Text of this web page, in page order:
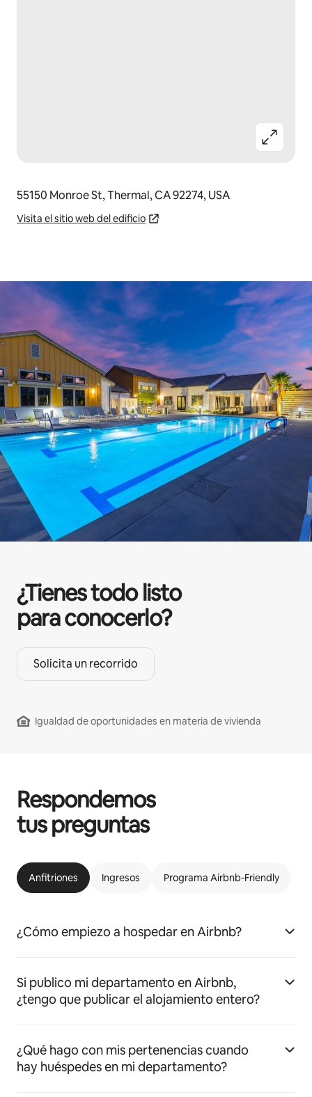
55150 Monroe St, Thermal, CA 92274, USA
Visita el sitio web del edificio
¿Tienes todo listo
para conocerlo?
Solicita un recorrido
Igualdad de oportunidades en materia de vivienda
Respondemos
tus preguntas
Anfitriones Ingresos Programa Airbnb-Friendly
¿Cómo empiezo a hospedar en Airbnb?
Si publico mi departamento en Airbnb,
¿tengo que publicar el alojamiento entero?
¿Qué hago con mis pertenencias cuando
hay huéspedes en mi departamento?